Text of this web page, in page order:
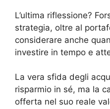
L’ultima riflessione?
strategia, oltre al
considerare anche
investire in tempo e
La vera sfida degli
risparmio in sé, ma la
offerta nel suo reale